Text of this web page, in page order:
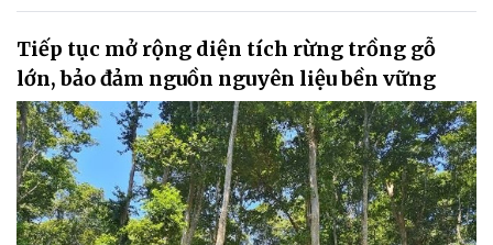
Tiếp tục mở rộng diện tích rừng trồng gỗ
lớn, bảo đảm nguồn nguyên liệu bền vững